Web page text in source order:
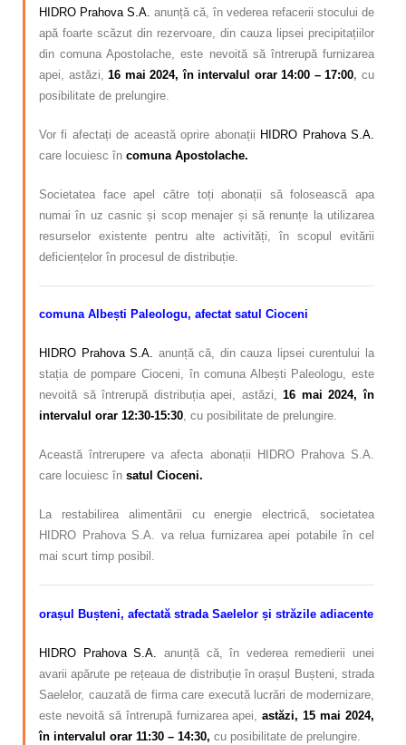
HIDRO Prahova S.A. anunță că, în vederea refacerii stocului de
apă foarte scăzut din rezervoare, din cauza lipsei precipitațiilor
din comuna Apostolache, este nevoită să întrerupă furnizarea
apei, astăzi,16 mai 2024, în intervalul orar 14:00 – 17:00,cu
posibilitate de prelungire.
Vor fi afectați de această oprire abonații HIDRO Prahova S.A.
care locuiesc în comuna Apostolache.
Societatea face apel către toți abonații să folosească apa
numai în uz casnic și scop menajer și să renunțe la utilizarea
resurselor existente pentru alte activități, în scopul evitării
deficiențelor în procesul de distribuție.
comuna Albești Paleologu, afectat satul Cioceni
HIDRO Prahova S.A. anunță că, din cauza lipsei curentului la
stația de pompare Cioceni, în comuna Albești Paleologu, este
nevoită să întrerupă distribuția apei, astăzi, 16 mai 2024, în
intervalul orar 12:30-15:30, cu posibilitate de prelungire.
Această întrerupere va afecta abonații HIDRO Prahova S.A.
care locuiesc în satul Cioceni.
La restabilirea alimentării cu energie electrică, societatea
HIDRO Prahova S.A. va relua furnizarea apei potabile în cel
mai scurt timp posibil.
orașul Bușteni, afectată strada Saelelor și străzile adiacente
HIDRO Prahova S.A. anunță că, în vederea remedierii unei
avarii apărute pe rețeaua de distribuție în orașul Bușteni, strada
Saelelor, cauzată de firma care execută lucrări de modernizare,
este nevoită să întrerupă furnizarea apei,astăzi, 15 mai 2024,
în intervalul orar 11:30 – 14:30, cu posibilitate de prelungire.